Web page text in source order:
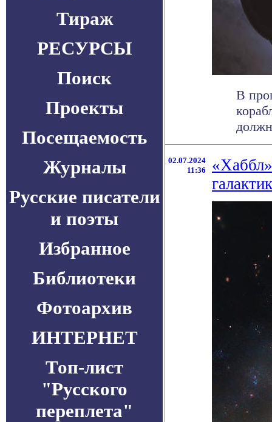
Тираж
РЕСУРСЫ
Поиск
Проекты
Посещаемость
Журналы
Русские писатели
и поэты
Избранное
Библиотеки
Фотоархив
ИНТЕРНЕТ
Топ-лист
"Русского
переплета"
В
02.07.2024
11:36